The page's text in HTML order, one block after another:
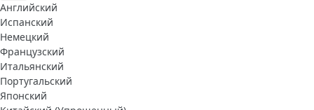
Английский
Испанский
Немецкий
Французский
Итальянский
Португальский
Японский